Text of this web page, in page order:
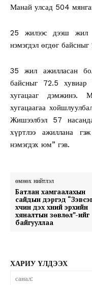
Манай улсад 504
25 жилээс дээш жил
нэмэгдэл өгдөг
35 жил ажилласан
байсныг 72.5 хувиар
хугацааг дэмжинэ.
хугацаагаа
Жишээлбэл 57
хүртлээ ажиллана
нэмэгдэх юм” гэв.
өмнөх нийтлэл
Батлан хамгаалахын
сайдын дэргэд
хүчин дэх хүний эрхийн
хяналтын зөвлөл”-ийг
байгууллаа
ХАРИУ ҮЛДЭЭХ